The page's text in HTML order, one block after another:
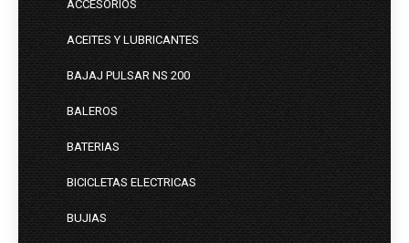
ACCESORIOS
ACEITES Y LUBRICANTES
BAJAJ PULSAR NS 200
BALEROS
BATERIAS
BICICLETAS ELECTRICAS
BUJIAS